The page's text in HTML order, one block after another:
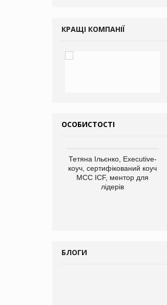
КРАЩІ КОМПАНІЇ
ОСОБИСТОСТІ
Тетяна Ільєнко, Executive-
коуч, сертифікований коуч
МСС ICF, ментор для
лідерів
БЛОГИ